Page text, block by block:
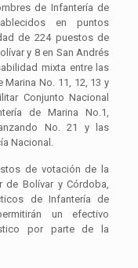
de Infantería de
en puntos
de 224 puestos de
y 8 en San Andrés
mixta entre las
No. 11, 12, 13 y
Conjunto Nacional
de Marina No.1,
No. 21 y las
Nacional.
de votación de la
Bolívar y Córdoba,
de Infantería de
un efectivo
por parte de la